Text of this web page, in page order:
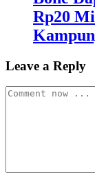
Rp20
Leave a Reply